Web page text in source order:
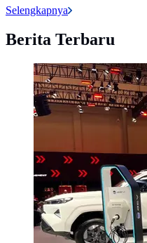
Selengkapnya
Berita Terbaru